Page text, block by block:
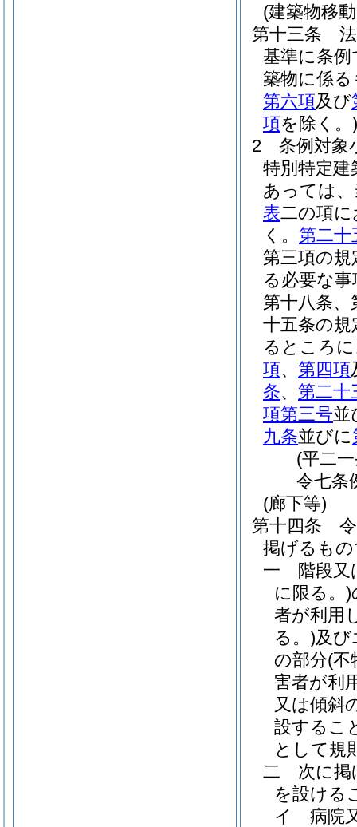
(建築物移
第十三条
基準に条
築物に係
第六項及び
項を除く。)
2
条例対象
特別特定建
あっては
表二の項
く。 第二十
第三項の
る必要な
第十八条、
十五条の
るところ
項、 第四項
条、 第二十
項第三号並
九条並びに
(平二
令七条
(廊下等)
第十四条
掲げるも
一
階段又
に限る。)
者が利用
る。)及び
の部分(不
害者が利
又は傾斜
設するこ
として規
二
次に掲
を設ける
イ
病院